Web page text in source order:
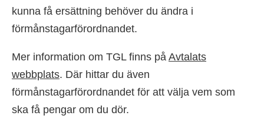
kunna få ersättning behöver du ändra i
förmånstagarförordnandet.
Mer information om TGL finns på Avtalats
webbplats. Där hittar du även
förmånstagarförordnandet för att välja vem som
ska få pengar om du dör.